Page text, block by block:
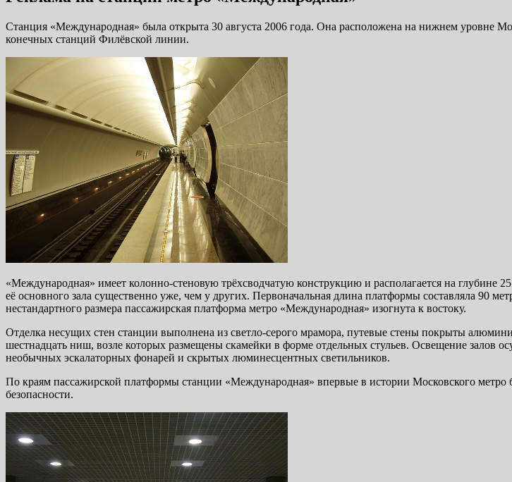
Станция «Международная» была открыта 30 августа 2006 года. Она расположена на нижнем уровне
конечных станций Филёвской линии.
«Международная» имеет колонно-стеновую трёхсводчатую конструкцию и располагается на
её основного зала существенно уже, чем у других. Первоначальная длина платформы составляла 90
нестандартного размера пассажирская платформа метро «Международная» изогнута к востоку.
Отделка несущих стен станции выполнена из светло-серого мрамора, путевые стены покрыты
шестнадцать ниш, возле которых размещены скамейки в форме отдельных стульев. Освещение залов
необычных эскалаторных фонарей и скрытых люминесцентных светильников.
По краям пассажирской платформы станции «Международная» впервые в истории Московского
безопасности.